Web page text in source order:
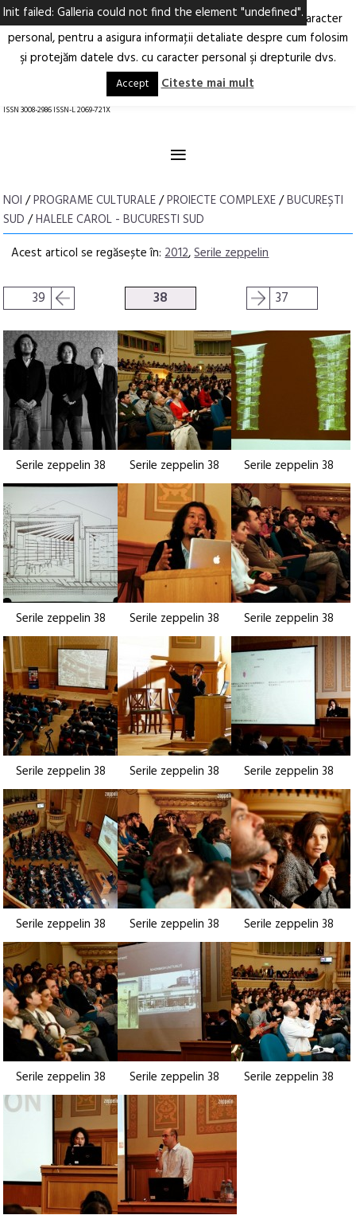
Arhitectură.
Oraș.
RO EN
ISSN 3008-2986 ISSN-L 2069-721X
≡
NOI /PROGRAME CULTURALE/PROIECTE COMPLEXE/BUCUREȘTI
SUD /HALELE CAROL - BUCURESTI SUD
Acest articol se regăsește în:2012,Serile zeppelin
39 38 37
Serile zeppelin 38 Serile zeppelin 38 Serile zeppelin 38
Serile zeppelin 38 Serile zeppelin 38 Serile zeppelin 38
Serile zeppelin 38 Serile zeppelin 38 Serile zeppelin 38
Serile zeppelin 38 Serile zeppelin 38 Serile zeppelin 38
Serile zeppelin 38 Serile zeppelin 38 Serile zeppelin 38
Ne-am actualizat Politica privind prelucrarea datelor cu caracter
personal, pentru a asigura informaţii detaliate despre cum folosim
şi protejăm datele dvs. cu caracter personal şi drepturile dvs.
Accept Citeste mai mult
Init failed: Galleria could not find the element "undefined".